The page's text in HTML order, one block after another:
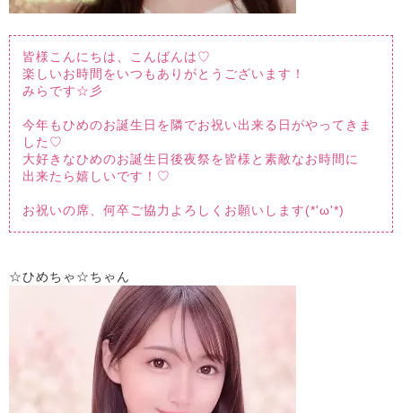
皆様こんにちは、こんばんは♡
楽しいお時間をいつもありがとうございます！
みらです☆彡
今年もひめのお誕生日を隣でお祝い出来る日がやってきま
した♡
大好きなひめのお誕生日後夜祭を皆様と素敵なお時間に
出来たら嬉しいです！♡
お祝いの席、何卒ご協力よろしくお願いします(*'ω'*)
☆ひめちゃ☆ちゃん